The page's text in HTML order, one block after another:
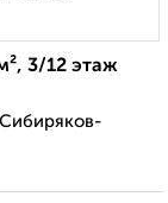
3/12 этаж